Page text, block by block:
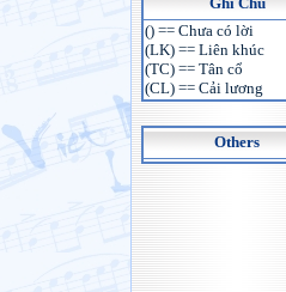
() == Chưa có lời
(LK) == Liên khúc
(TC) == Tân cổ
(CL) == Cải lương
Others